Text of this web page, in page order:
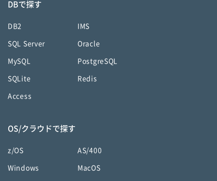
DBで探す
DB2 IMS
SQL Server Oracle
MySQL PostgreSQL
SQLite Redis
Access
OS/クラウドで探す
z/OS AS/400
Windows MacOS